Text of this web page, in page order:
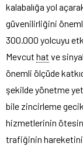
kalabalığa yol
güvenilirliğini
300.000 yolcuyu
Mevcut hat ve
önemli ölçüde
şekilde yönetme
bile zincirleme
hizmetlerinin
trafiğinin hareketini